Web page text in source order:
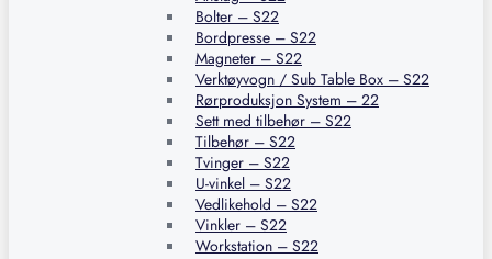
Bolter – S22
Bordpresse – S22
Magneter – S22
Verktøyvogn / Sub Table Box – S22
Rørproduksjon System – 22
Sett med tilbehør – S22
Tilbehør – S22
Tvinger – S22
U-vinkel – S22
Vedlikehold – S22
Vinkler – S22
Workstation – S22